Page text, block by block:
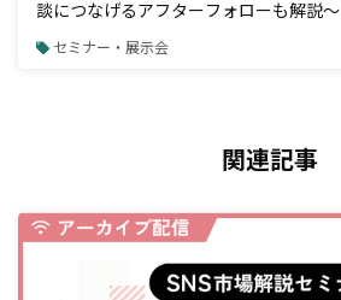
談につなげるアフターフォローも解説～
セミナー・展示会
関連記事